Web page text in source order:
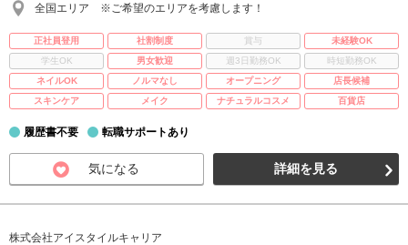
全国エリア ※ご希望のエリアを考慮します！
正社員登用 社割制度 賞与
未経験OK
学生OK
男女歓迎 週3日勤務OK
時短勤務OK
ネイルOK
ノルマなし オープニング
店長候補
スキンケア
メイク ナチュラルコスメ 百貨店
履歴書不要 転職サポートあり
気になる 詳細を見る
株式会社アイスタイルキャリア